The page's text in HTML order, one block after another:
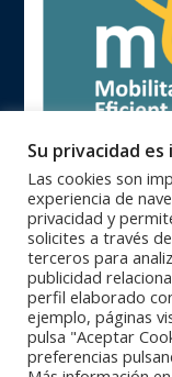
Oficinas Centrales
Zona Centro
Zona Sur 95
© Copyright 2016
privacidad|Política
Su privacidad
Las cookies son
experiencia de
privacidad y
solicites a través
terceros para
publicidad
perfil elaborado
ejemplo, páginas
pulsa "Aceptar
preferencias